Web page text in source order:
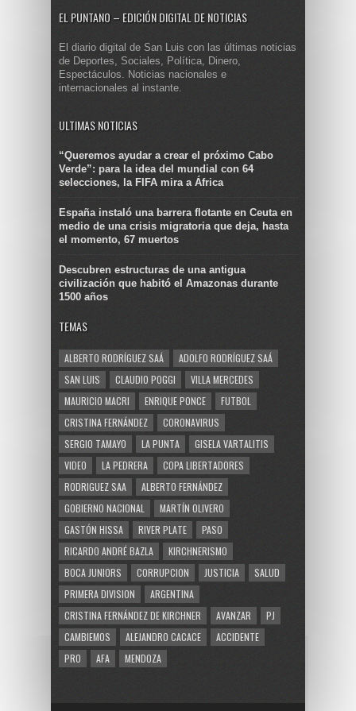
EL PUNTANO – EDICIÓN DIGITAL DE NOTICIAS
El diario digital de San Luis con las últimas noticias
de Deportes, Sociales, Política, Dinero,
Espectáculos. Noticias nacionales e
internacionales al instante.
ULTIMAS NOTICIAS
“Queremos ayudar a crear el próximo Cabo
Verde”: para la idea del mundial con 64
selecciones, la FIFA mira a África
España instaló una barrera flotante en Ceuta en
medio de una crisis migratoria que deja, hasta
el momento, 67 muertos
Descubren estructuras de una antigua
civilización que habitó el Amazonas durante
1500 años
TEMAS
ALBERTO RODRÍGUEZ SAÁ
ADOLFO RODRÍGUEZ SAÁ
SAN LUIS
CLAUDIO POGGI
VILLA MERCEDES
MAURICIO MACRI
ENRIQUE PONCE
FUTBOL
CRISTINA FERNÁNDEZ
CORONAVIRUS
SERGIO TAMAYO
LA PUNTA
GISELA VARTALITIS
VIDEO
LA PEDRERA
COPA LIBERTADORES
RODRIGUEZ SAA
ALBERTO FERNÁNDEZ
GOBIERNO NACIONAL
MARTÍN OLIVERO
GASTÓN HISSA
RIVER PLATE
PASO
RICARDO ANDRÉ BAZLA
KIRCHNERISMO
BOCA JUNIORS
CORRUPCION JUSTICIA
SALUD
PRIMERA DIVISION
ARGENTINA
CRISTINA FERNÁNDEZ DE KIRCHNER
AVANZAR
PJ
CAMBIEMOS
ALEJANDRO CACACE
ACCIDENTE
PRO
AFA MENDOZA